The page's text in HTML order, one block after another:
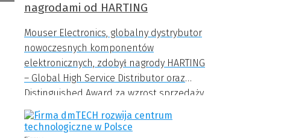
nagrodami od HARTING
Mouser Electronics, globalny dystrybutor
nowoczesnych komponentów
elektronicznych, zdobył nagrody HARTING
– Global High Service Distributor oraz
Distinguished Award za wzrost sprzedaży
nowych produktów.